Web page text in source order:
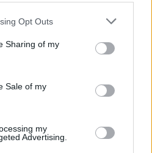
app uses one or more Google
behaviour. You may click to
and its third-party tags to
purposes in below Google
Opt Outs
Sharing of my
Sale of my
my
Advertising.
την άλλη όμως αν
φορές που την
κάποιο
συμβουλή για το
ή τι θα
ώστε να βοηθήσω